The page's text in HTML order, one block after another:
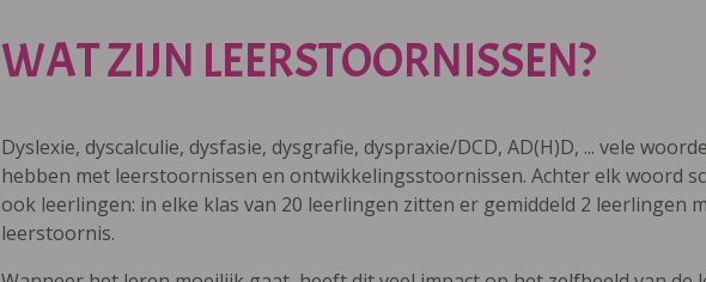
WAT ZIJN LEERSTOORNISSEN?
Dyslexie, dyscalculie, dysfasie, dysgrafie, dyspraxie/DCD, AD(H)D, ... vele
hebben met leerstoornissen en ontwikkelingsstoornissen. Achter elk woord
ook leerlingen: in elke klas van 20 leerlingen zitten er gemiddeld 2 leerlingen
leerstoornis.